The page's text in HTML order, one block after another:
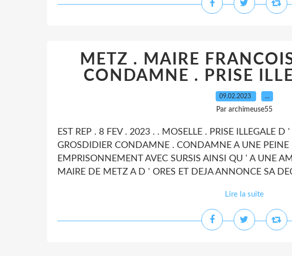
METZ . MAIRE
CONDAMNE . PRISE
09.02.2023 …
Par archimeuse55
EST REP . 8 FEV . 2023 . . MOSELLE . PRISE ILLEGALE D
GROSDIDIER CONDAMNE . CONDAMNE A UNE
EMPRISONNEMENT AVEC SURSIS AINSI QU ' A UNE
MAIRE DE METZ A D ' ORES ET DEJA ANNONCE SA
Lire la suite